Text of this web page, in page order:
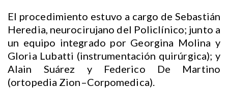
El procedimiento estuvo a cargo de Sebastián
Heredia, neurocirujano del Policlínico; junto a
un equipo integrado por Georgina Molina y
Gloria Lubatti (instrumentación quirúrgica); y
Alain Suárez y Federico De Martino
(ortopedia Zion–Corpomedica).